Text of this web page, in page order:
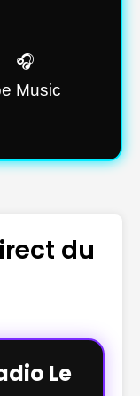
🎧
Music
du
Le